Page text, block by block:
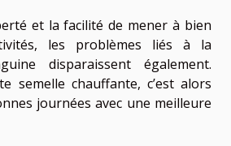
et la facilité de mener à bien
les problèmes liés à la
disparaissent également.
semelle chauffante, c’est alors
journées avec une meilleure